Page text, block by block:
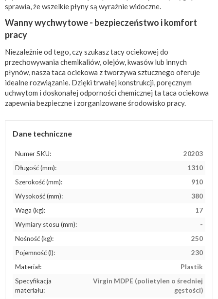
sprawia, że ​​wszelkie płyny są wyraźnie widoczne.
Wanny wychwytowe - bezpieczeństwo i komfort
pracy
Niezależnie od tego, czy szukasz tacy ociekowej do
przechowywania chemikaliów, olejów, kwasów lub innych
płynów, nasza taca ociekowa z tworzywa sztucznego oferuje
idealne rozwiązanie. Dzięki trwałej konstrukcji, poręcznym
uchwytom i doskonałej odporności chemicznej ta taca ociekowa
zapewnia bezpieczne i zorganizowane środowisko pracy.
Dane techniczne
Numer SKU:
20203
Długość (mm):
1310
Szerokość (mm):
910
Wysokość (mm):
380
Waga (kg):
17
Wymiary stosu (mm):
-
Nośność (kg):
250
Pojemność (l):
230
Materiał:
Plastik
Specyfikacja
materiału:
Virgin MDPE (polietylen o średniej
gęstości)